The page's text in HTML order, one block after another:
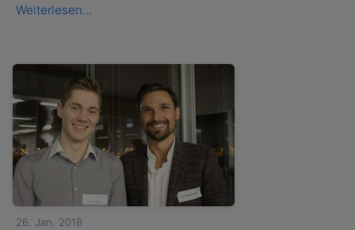
Weiterlesen...
26. Jan. 2018